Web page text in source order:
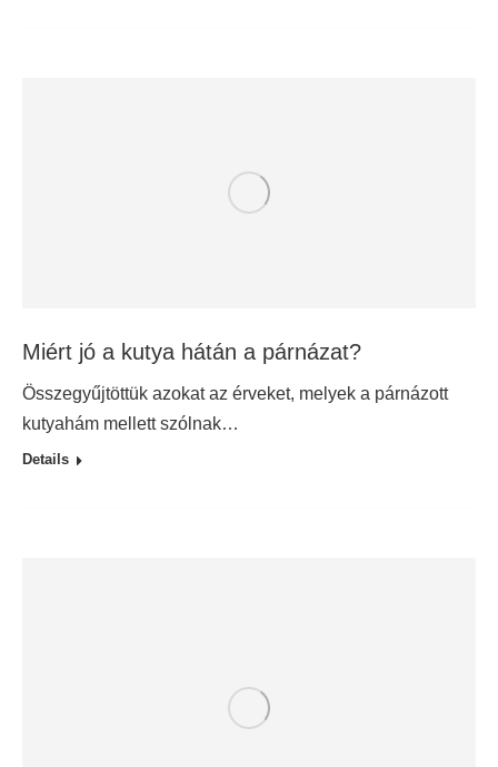
Miért jó a kutya hátán a párnázat?
Összegyűjtöttük azokat az érveket, melyek a párnázott
kutyahám mellett szólnak…
Details